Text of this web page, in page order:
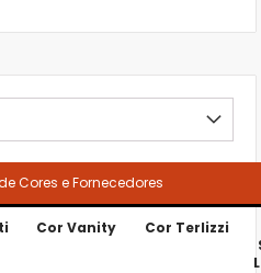
Cores e Fornecedores
Cor Vanity
Cor Terlizzi